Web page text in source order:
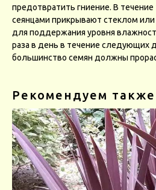
предотвратить гниение. В
сеянцами прикрывают стеклом
для поддержания уровня
раза в день в течение следующих
большинство семян должны
Рекомендуем